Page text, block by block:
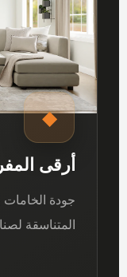
◆
أرقى
جودة الخامات
المتناسقة